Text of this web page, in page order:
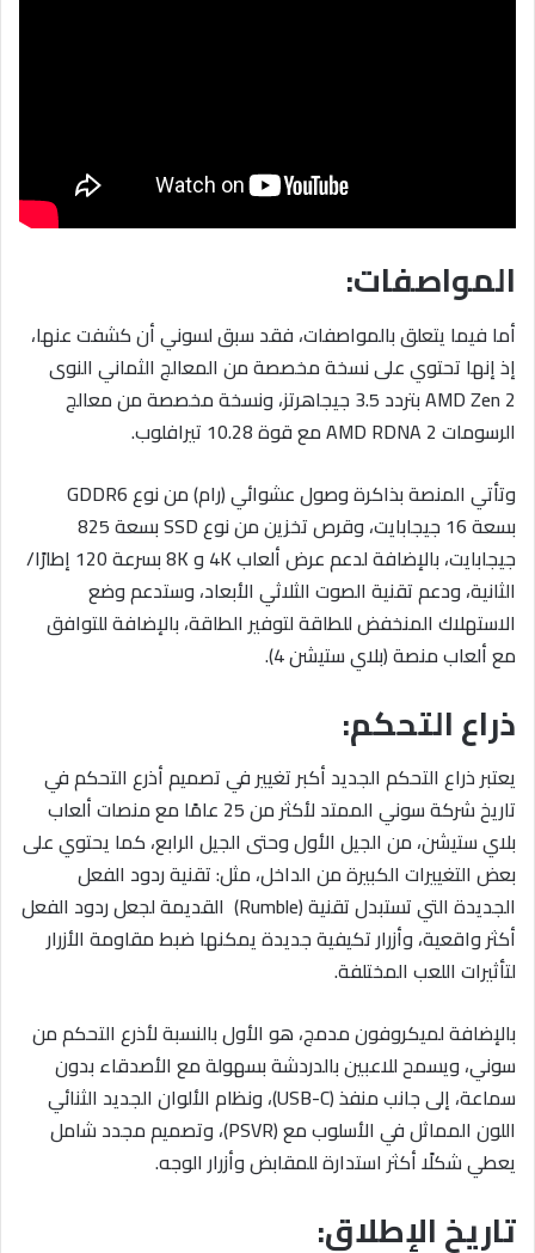
المواصفات:
أما فيما يتعلق بالمواصفات، فقد سبق لسوني أن كشفت عنها،
إذ إنها تحتوي على نسخة مخصصة من المعالج الثماني النوى
AMD Zen 2 بتردد 3.5 جيجاهرتز، ونسخة مخصصة من معالج
الرسومات AMD RDNA 2 مع قوة 10.28 تيرافلوب.
وتأتي المنصة بذاكرة وصول عشوائي (رام) من نوع GDDR6
بسعة 16 جيجابايت، وقرص تخزين من نوع SSD بسعة 825
جيجابايت، بالإضافة لدعم عرض ألعاب 4K و 8K بسرعة 120 إطارًا/
الثانية، ودعم تقنية الصوت الثلاثي الأبعاد، وستدعم وضع
الاستهلاك المنخفض للطاقة لتوفير الطاقة، بالإضافة للتوافق
مع ألعاب منصة (بلاي ستيشن 4).
ذراع التحكم:
يعتبر ذراع التحكم الجديد أكبر تغيير في تصميم أذرع التحكم في
تاريخ شركة سوني الممتد لأكثر من 25 عامًا مع منصات ألعاب
بلاي ستيشن، من الجيل الأول وحتى الجيل الرابع، كما يحتوي على
بعض التغييرات الكبيرة من الداخل، مثل: تقنية ردود الفعل
الجديدة التي تستبدل تقنية (Rumble) القديمة لجعل ردود الفعل
أكثر واقعية، وأزرار تكيفية جديدة يمكنها ضبط مقاومة الأزرار
لتأثيرات اللعب المختلفة.
بالإضافة لميكروفون مدمج، هو الأول بالنسبة لأذرع التحكم من
سوني، ويسمح للاعبين بالدردشة بسهولة مع الأصدقاء بدون
سماعة، إلى جانب منفذ (USB-C)، ونظام الألوان الجديد الثنائي
اللون المماثل في الأسلوب مع (PSVR)، وتصميم مجدد شامل
يعطي شكلًا أكثر استدارة للمقابض وأزرار الوجه.
تاريخ الإطلاق: